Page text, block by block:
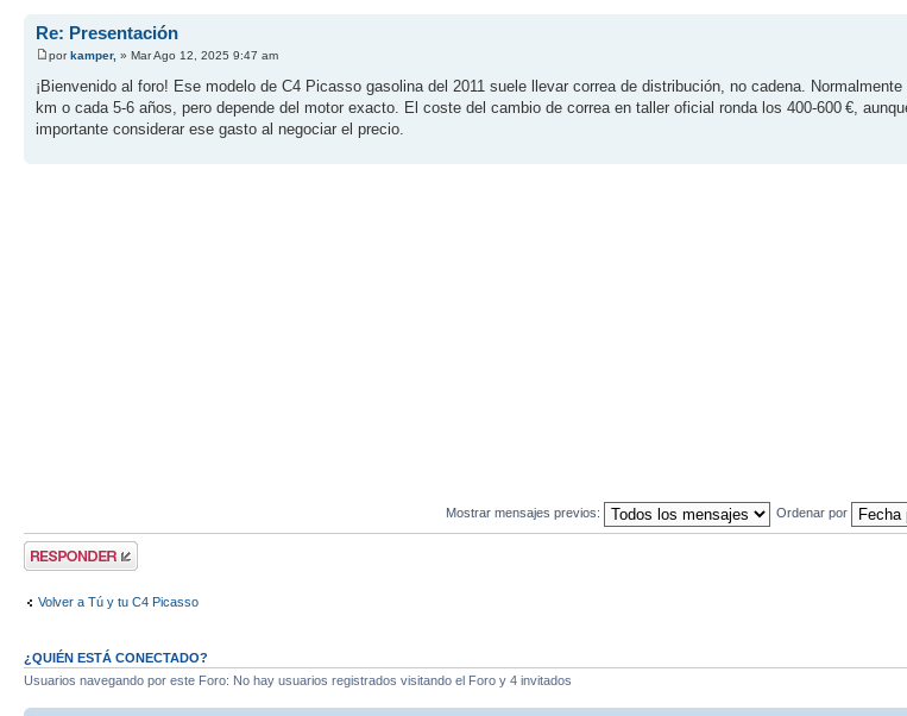
Re: Presentación
porkamper, » Mar Ago 12, 2025 9:47 am
¡Bienvenido al foro! Ese modelo de C4 Picasso gasolina del 2011 suele llevar correa de distribución, no cadena.
km o cada 5-6 años, pero depende del motor exacto. El coste del cambio de correa en taller oficial ronda los 400-600 €,
importante considerar ese gasto al negociar el precio.
Mostrar mensajes previos: Ordenar por
Publicar una
respuesta
Volver a Tú y tu C4 Picasso
¿QUIÉN ESTÁ CONECTADO?
Usuarios navegando por este Foro: No hay usuarios registrados visitando el Foro y 4 invitados